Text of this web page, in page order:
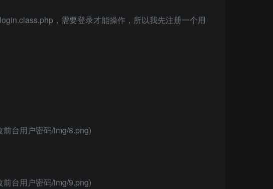
，需要登录才能操作，所以我先注册一个用
台用户密码/img/8.png)
台用户密码/img/9.png)